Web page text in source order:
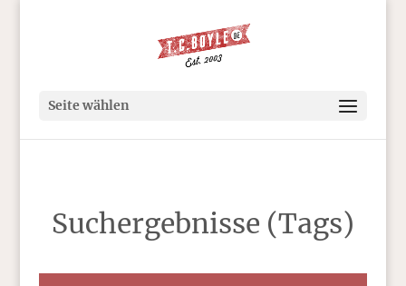
Seite wählen
Suchergebnisse (Tags)